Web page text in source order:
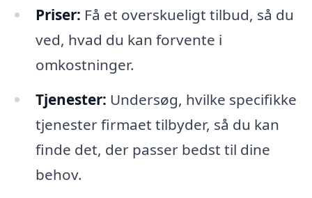
Priser: Få et overskueligt tilbud, så du
ved, hvad du kan forvente i
omkostninger.
Tjenester: Undersøg, hvilke specifikke
tjenester firmaet tilbyder, så du kan
finde det, der passer bedst til dine
behov.